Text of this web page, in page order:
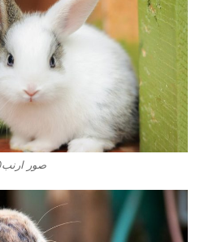
صور ارنب10